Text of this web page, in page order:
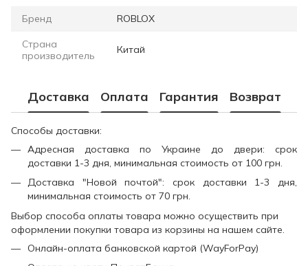
Бренд ROBLOX
Страна
производитель
Китай
Доставка Оплата Гарантия Возврат
Способы доставки:
Адресная доставка по Украине до двери: срок
доставки 1-3 дня, минимальная стоимость от 100 грн.
Доставка "Новой почтой": срок доставки 1-3 дня,
минимальная стоимость от 70 грн.
Выбор способа оплаты товара можно осуществить при
оформлении покупки товара из корзины на нашем сайте.
Онлайн-оплата банковской картой (WayForPay)